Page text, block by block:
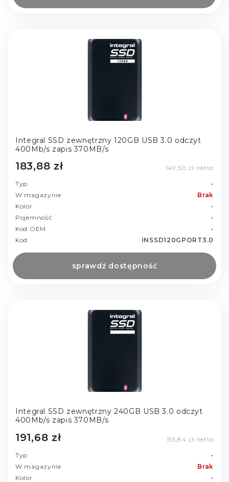
Integral SSD zewnętrzny 120GB USB 3.0 odczyt
400Mb/s zapis 370MB/s
183,88 zł 149,50 zł netto
Typ
-
W magazynie
Brak
Kolor
-
Pojemność
-
Kod OEM
-
Kod
INSSD120GPORT3.0
sprawdź dostępność
Integral SSD zewnętrzny 240GB USB 3.0 odczyt
400Mb/s zapis 370MB/s
191,68 zł 155,84 zł netto
Typ
-
W magazynie
Brak
Kolor
-